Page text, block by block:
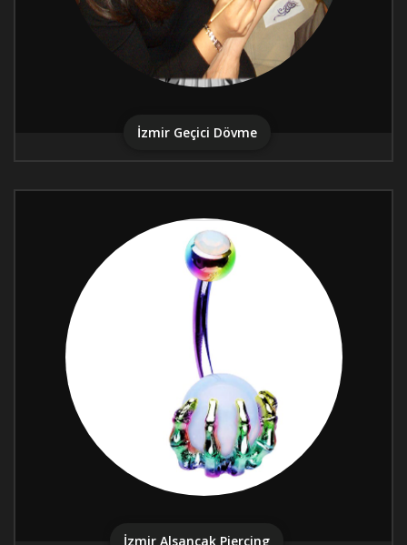
İzmir Geçici Dövme
İzmir Alsancak Piercing